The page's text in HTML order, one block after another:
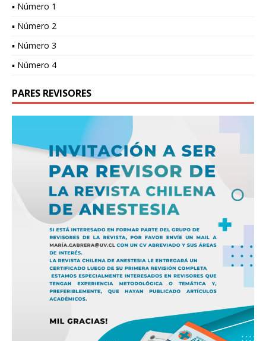
▪ Número 1
▪ Número 2
▪ Número 3
▪ Número 4
PARES REVISORES